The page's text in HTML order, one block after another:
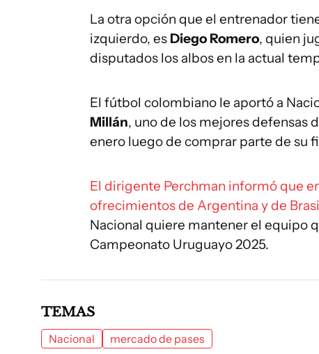
La otra opción que el entrenador
izquierdo, es Diego Romero, quien
disputados los albos en la actual
El fútbol colombiano le aportó a
Millán, uno de los mejores defensas
enero luego de comprar parte de su
El dirigente Perchman informó que
ofrecimientos de Argentina y de
Nacional quiere mantener el equipo
Campeonato Uruguayo 2025.
TEMAS
Nacional mercado de pases